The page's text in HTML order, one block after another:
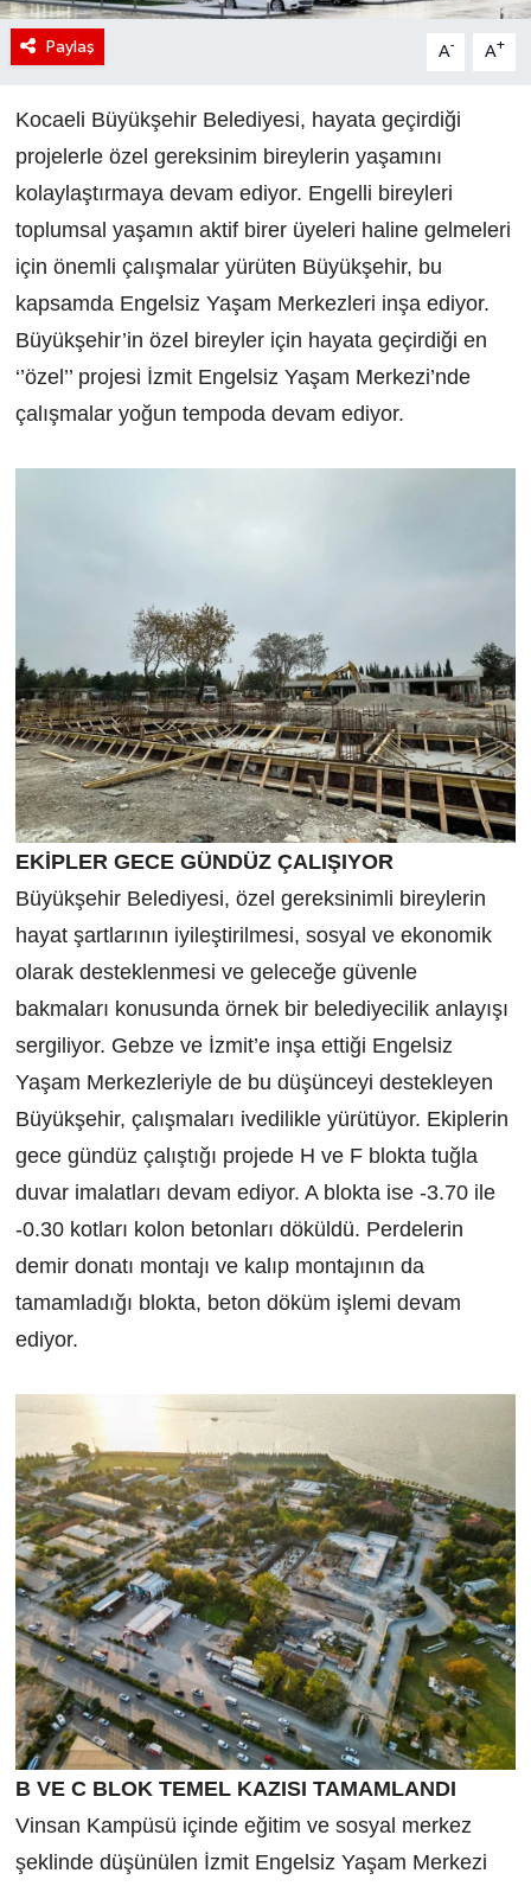
Paylaş A- A+
Kocaeli Büyükşehir Belediyesi, hayata geçirdiği
projelerle özel gereksinim bireylerin yaşamını
kolaylaştırmaya devam ediyor. Engelli bireyleri
toplumsal yaşamın aktif birer üyeleri haline gelmeleri
için önemli çalışmalar yürüten Büyükşehir, bu
kapsamda Engelsiz Yaşam Merkezleri inşa ediyor.
Büyükşehir’in özel bireyler için hayata geçirdiği en
‘’özel’’ projesi İzmit Engelsiz Yaşam Merkezi’nde
çalışmalar yoğun tempoda devam ediyor.
EKİPLER GECE GÜNDÜZ ÇALIŞIYOR
Büyükşehir Belediyesi, özel gereksinimli bireylerin
hayat şartlarının iyileştirilmesi, sosyal ve ekonomik
olarak desteklenmesi ve geleceğe güvenle
bakmaları konusunda örnek bir belediyecilik anlayışı
sergiliyor. Gebze ve İzmit’e inşa ettiği Engelsiz
Yaşam Merkezleriyle de bu düşünceyi destekleyen
Büyükşehir, çalışmaları ivedilikle yürütüyor. Ekiplerin
gece gündüz çalıştığı projede H ve F blokta tuğla
duvar imalatları devam ediyor. A blokta ise -3.70 ile
-0.30 kotları kolon betonları döküldü. Perdelerin
demir donatı montajı ve kalıp montajının da
tamamladığı blokta, beton döküm işlemi devam
ediyor.
B VE C BLOK TEMEL KAZISI TAMAMLANDI
Vinsan Kampüsü içinde eğitim ve sosyal merkez
şeklinde düşünülen İzmit Engelsiz Yaşam Merkezi